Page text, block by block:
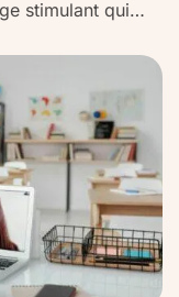
stimulant qui
ludique
et
est votre priorité.